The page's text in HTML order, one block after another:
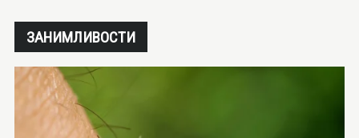
ЗАНИМЛИВОСТИ